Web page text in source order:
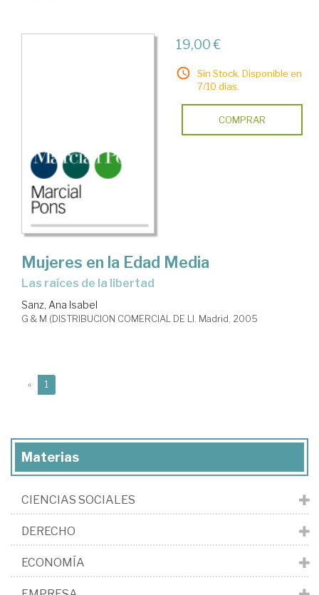
19,00 €
Sin Stock. Disponible en
7/10 días.
COMPRAR
Mujeres en la Edad Media
las raíces de la libertad
Sanz, Ana Isabel
G & M (DISTRIBUCION COMERCIAL DE LI. Madrid, 2005
« 1
Materias
CIENCIAS SOCIALES
DERECHO
ECONOMÍA